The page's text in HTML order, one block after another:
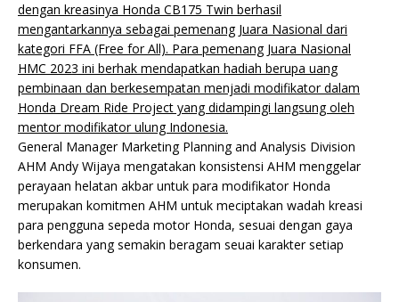
dengan kreasinya Honda CB175 Twin berhasil
mengantarkannya sebagai pemenang Juara Nasional dari
kategori FFA (Free for All). Para pemenang Juara Nasional
HMC 2023 ini berhak mendapatkan hadiah berupa uang
pembinaan dan berkesempatan menjadi modifikator dalam
Honda Dream Ride Project yang didampingi langsung oleh
mentor modifikator ulung Indonesia.
General Manager Marketing Planning and Analysis Division
AHM Andy Wijaya mengatakan konsistensi AHM menggelar
perayaan helatan akbar untuk para modifikator Honda
merupakan komitmen AHM untuk meciptakan wadah kreasi
para pengguna sepeda motor Honda, sesuai dengan gaya
berkendara yang semakin beragam seuai karakter setiap
konsumen.